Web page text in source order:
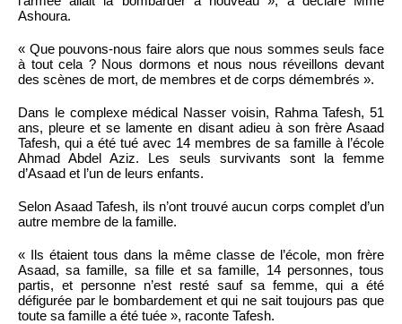
Ashoura.
« Que pouvons-nous faire alors que nous sommes seuls face
à tout cela ? Nous dormons et nous nous réveillons devant
des scènes de mort, de membres et de corps démembrés ».
Dans le complexe médical Nasser voisin, Rahma Tafesh, 51
ans, pleure et se lamente en disant adieu à son frère Asaad
Tafesh, qui a été tué avec 14 membres de sa famille à l’école
Ahmad Abdel Aziz. Les seuls survivants sont la femme
d’Asaad et l’un de leurs enfants.
Selon Asaad Tafesh, ils n’ont trouvé aucun corps complet d’un
autre membre de la famille.
« Ils étaient tous dans la même classe de l’école, mon frère
Asaad, sa famille, sa fille et sa famille, 14 personnes, tous
partis, et personne n’est resté sauf sa femme, qui a été
défigurée par le bombardement et qui ne sait toujours pas que
toute sa famille a été tuée », raconte Tafesh.